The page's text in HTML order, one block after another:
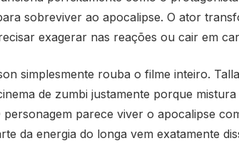
sobreviver ao apocalipse. O ator
exagerar nas reações ou cair em
simplesmente rouba o filme inteiro.
de zumbi justamente porque
personagem parece viver o apocalipse
da energia do longa vem exatamente